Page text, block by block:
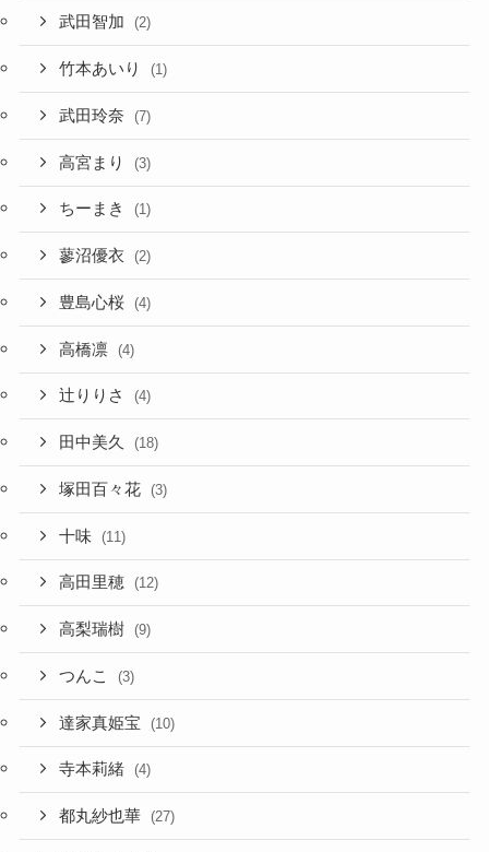
武田智加 (2)
竹本あいり (1)
武田玲奈 (7)
高宮まり (3)
ちーまき (1)
蓼沼優衣 (2)
豊島心桜 (4)
高橋凛 (4)
辻りりさ (4)
田中美久 (18)
塚田百々花 (3)
十味 (11)
高田里穂 (12)
高梨瑞樹 (9)
つんこ (3)
達家真姫宝 (10)
寺本莉緒 (4)
都丸紗也華 (27)